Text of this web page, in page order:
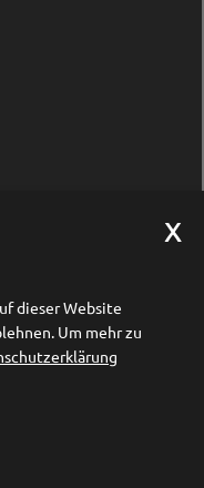
dieser Website
Um mehr zu